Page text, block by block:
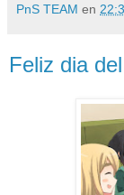
PnS TEAM en
Feliz dia